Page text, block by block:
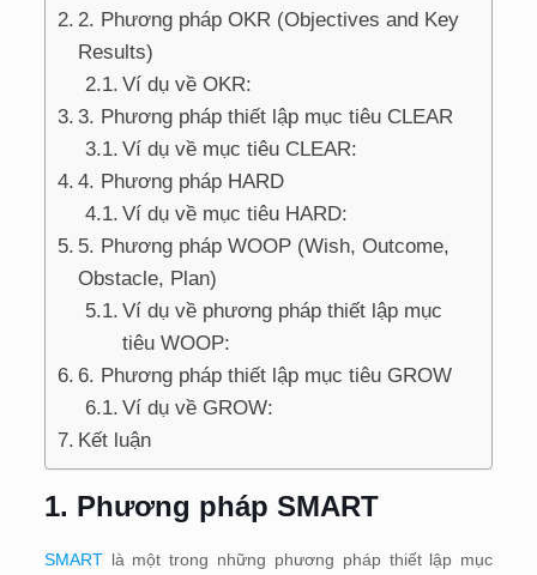
2. Phương pháp OKR (Objectives and Key
Results)
Ví dụ về OKR:
3. Phương pháp thiết lập mục tiêu CLEAR
Ví dụ về mục tiêu CLEAR:
4. Phương pháp HARD
Ví dụ về mục tiêu HARD:
5. Phương pháp WOOP (Wish, Outcome,
Obstacle, Plan)
Ví dụ về phương pháp thiết lập mục
tiêu WOOP:
6. Phương pháp thiết lập mục tiêu GROW
Ví dụ về GROW:
Kết luận
1. Phương pháp SMART
SMARTlà một trong những phương pháp thiết lập mục